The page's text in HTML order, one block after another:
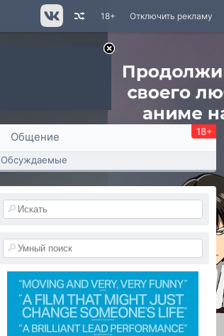
Отключить рекламу
18+
Общение 18+
Обсуждаемые